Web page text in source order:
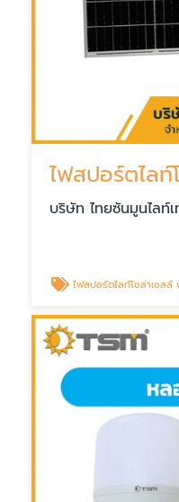
ไฟสปอร์ตไลท์
บริษัท ไทยซันมูนไลท์
ไฟสปอร์ตไลท์โซล่าเซลล์ พระ